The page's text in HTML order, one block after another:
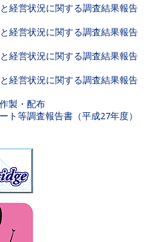
経営状況に関する調査結果報告
経営状況に関する調査結果報告
経営状況に関する調査結果報告
経営状況に関する調査結果報告
製・配布
ト等調査報告書（平成27年度）